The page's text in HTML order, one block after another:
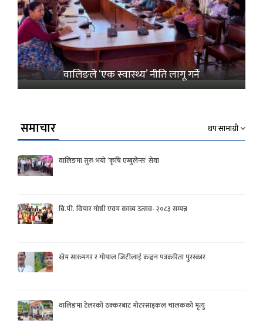
वालिङले ‘एक स्वास्थ्य’ नीति लागू गर्ने
समाचार थप सामाग्री
वालिङमा सुरु भयो ‘कृषि एम्बुलेन्स’ सेवा
बि.पी. विचार गोष्ठी एवम काव्य उत्सव- २०८३ सम्पन्न
खेम सारुमगर र गोपाल जिटीलाई कञ्चन पत्रकरिता पुरस्कार
वालिङमा टेलरको ठक्करबाट मोटरसाइकल चालकको मृत्यु